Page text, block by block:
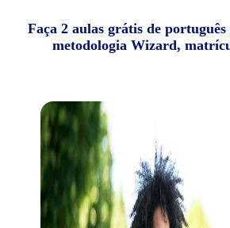
Faça 2 aulas grátis de
metodologia Wizard,